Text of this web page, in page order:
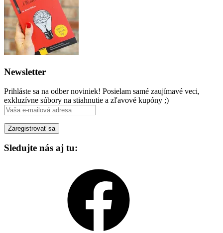
Newsletter
Prihláste sa na odber noviniek! Posielam samé zaujímavé veci,
exkluzívne súbory na stiahnutie a zľavové kupóny ;)
Sledujte nás aj tu: